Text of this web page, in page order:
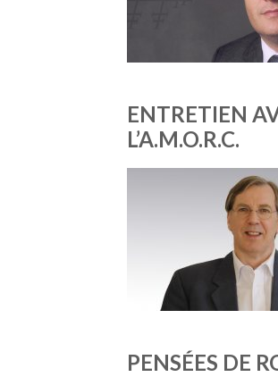
ENTRETIEN
L’A.M.O.R.C.
PENSÉES DE